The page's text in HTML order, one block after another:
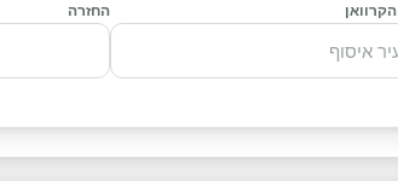
החזרה